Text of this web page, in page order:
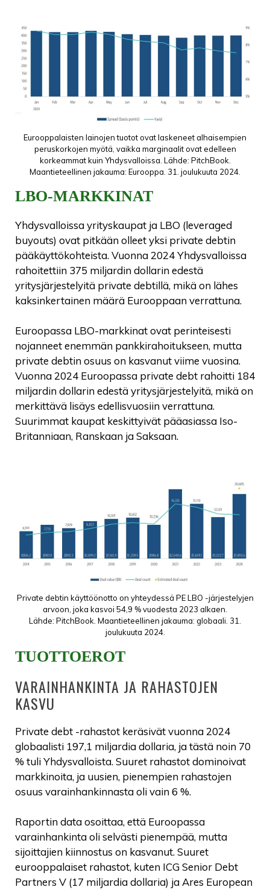
Eurooppalaisten lainojen tuotot ovat laskeneet alhaisempien
peruskorkojen myötä, vaikka marginaalit ovat edelleen
korkeammat kuin Yhdysvalloissa. Lähde: PitchBook.
Maantieteellinen jakauma: Eurooppa. 31. joulukuuta 2024.
LBO-MARKKINAT
Yhdysvalloissa yrityskaupat ja LBO (leveraged
buyouts) ovat pitkään olleet yksi private debtin
pääkäyttökohteista. Vuonna 2024 Yhdysvalloissa
rahoitettiin 375 miljardin dollarin edestä
yritysjärjestelyitä private debtillä, mikä on lähes
kaksinkertainen määrä Eurooppaan verrattuna.
Euroopassa LBO-markkinat ovat perinteisesti
nojanneet enemmän pankkirahoitukseen, mutta
private debtin osuus on kasvanut viime vuosina.
Vuonna 2024 Euroopassa private debt rahoitti 184
miljardin dollarin edestä yritysjärjestelyitä, mikä on
merkittävä lisäys edellisvuosiin verrattuna.
Suurimmat kaupat keskittyivät pääasiassa Iso-
Britanniaan, Ranskaan ja Saksaan.
Private debtin käyttöönotto on yhteydessä PE LBO -järjestelyjen
arvoon, joka kasvoi 54,9 % vuodesta 2023 alkaen.
Lähde: PitchBook. Maantieteellinen jakauma: globaali. 31.
joulukuuta 2024.
TUOTTOEROT
VARAINHANKINTA JA RAHASTOJEN
KASVU
Private debt -rahastot keräsivät vuonna 2024
globaalisti 197,1 miljardia dollaria, ja tästä noin 70
% tuli Yhdysvalloista. Suuret rahastot dominoivat
markkinoita, ja uusien, pienempien rahastojen
osuus varainhankinnasta oli vain 6 %.
Raportin data osoittaa, että Euroopassa
varainhankinta oli selvästi pienempää, mutta
sijoittajien kiinnostus on kasvanut. Suuret
eurooppalaiset rahastot, kuten ICG Senior Debt
Partners V (17 miljardia dollaria) ja Ares European